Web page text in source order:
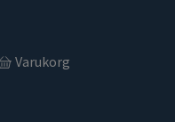
Varukorg